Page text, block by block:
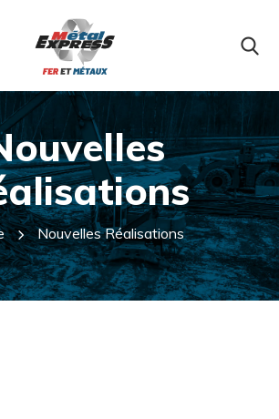
Nouvelles Réalisations